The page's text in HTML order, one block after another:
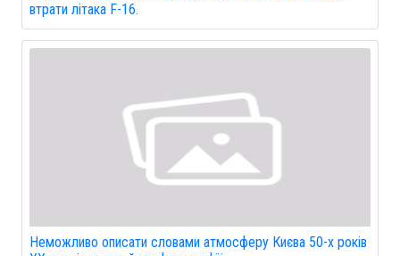
втрати літака F-16.
Неможливо описати словами атмосферу Києва 50-х років